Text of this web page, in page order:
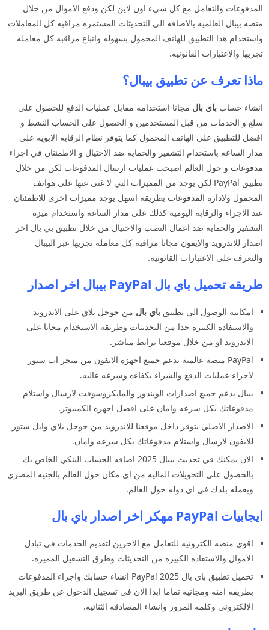
المدفوعات والتعامل مع كل شيء اون لاين لكن ودفع الاموال من خلال
منصه بيبال العالميه بالاضافه الى التحديثات المستمره مراقبه كل المعاملات
واستخدام هذا التطبيق للهاتف المحمول بسهوله واتباع مراقبه كل معامله
تجريها والاعتبارات القانونيه.
ماذا تعرف عن تطبيق بيبال؟
انشاء حساب باي بال مجانا استخدامه مقابل عمليات الدفع للحصول على
سلع و الخدمات من قبل المستخدمين و الحصول على الحساب النشط و
افضل للتطبيق على الهاتف المحمول كما يتوفر نظام الرقابه الابويه على
مدار الساعه باستخدام التشفير والحمايه ضد الاحتيال و الاطمئنان في اجراء
مدفوعات و حول العالم اصبحت عمليات ارسال المدفوعات لكن من خلال
تطبيق PayPal لكن يوجد من المميزات التي لا غنى عنها على هواتف
المحمول ولاداره المدفوعات بطريقه اسهل يوجد مميزات اخرى للاطمئنان
عند الاجراء والرقابه اليوميه كذلك على مدار الساعه واستخدام ميزه
التشفير والحمايه ضد اعمال النصب والاحتيال من خلال تطبيق بي بال اخر
اصدار للاندرويد والايفون مجانا مراقبه كل معامله تجريها عبر البيبال
والتعرف على الاعتبارات القانونيه.
طريقه تحميل باي بال PayPal بيبال اخر اصدار
امكانيه الوصول الى تطبيق باي بال من جوجل بلاي على الاندرويد
والاستفاده الكبيره جدا من التحديثات وطريقه الاستخدام مجانا على
الاندرويد او من خلال موقعنا برابط مباشر.
PayPal منصه عالميه تدعم جميع اجهزه الايفون من متجر اب ستور
لاجراء عمليات الدفع والشراء بكفاءه وسرعه عاليه.
بيبال يدعم جميع اصدارات الويندوز والمايكروسوفت لارسال واستلام
مدفوعاتك بكل سرعه وامان على افضل اجهزه الكمبيوتر.
الاصدار الاصلي يتوفر داخل موقعنا للاندرويد من جوجل بلاي وابل ستور
للايفون لارسال واستلام مدفوعاتك بكل سرعه وامان.
الان يمكنك في تحديث بيبال 2025 اضافه الحساب البنكي الخاص بك
بالحصول على التحويلات الماليه من اي مكان حول العالم بالجنيه المصري
وبعمله بلدك في اي دوله حول العالم.
ايجابيات PayPal مهكر اخر اصدار باي بال
اقوى منصه الكترونيه للتعامل مع الاخرين لتقديم الخدمات في تبادل
الاموال والاستفاده الكبيره من التحديثات وطرق التشغيل المميزه.
تحميل تطبيق باي بال 2025 PayPal انشاء حسابك واجراء المدفوعات
بطريقه امنه ومجانيه تماما ابدا الان في تسجيل الدخول عن طريق البريد
الالكتروني وكلمه المرور وانشاء المصادقه الثنائيه.